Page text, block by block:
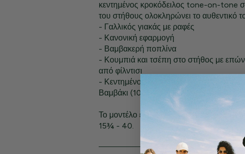
κεντημένος κροκόδειλος tone-on-tone
του στήθους ολοκληρώνει το αυθεντικό
- Γαλλικός γιακάς με ραφές
- Κανονική εφαρμογή
- Βαμβακερή ποπλίνα
- Κουμπιά και τσέπη στο στήθος με
από φίλντισι
- Κεντημένος κροκόδειλος στην τσέπη
Βαμβάκι (100%)
Το μοντέλο έχει ύψος 1,80 μ. και φοράει
15¾ - 40.